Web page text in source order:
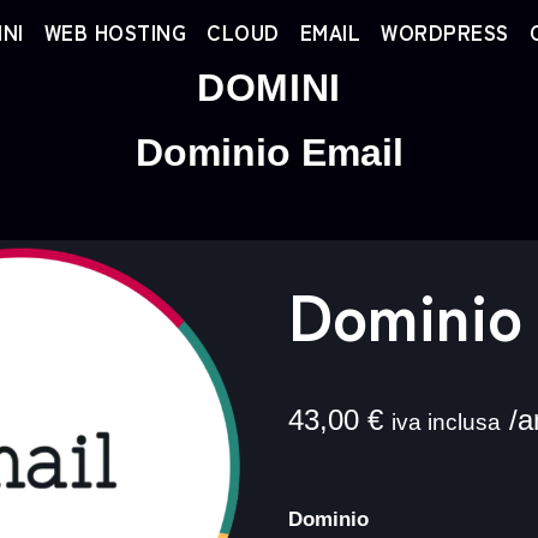
WEB HOSTING CLOUD EMAIL WORDPRESS
DOMINI
Dominio Email
43,00 € iva inclusa /
Dominio